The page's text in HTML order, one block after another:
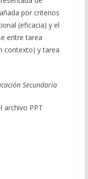
por criterios
(eficacia) y el
entre tarea
contexto) y tarea
Secundaria
archivo PPT